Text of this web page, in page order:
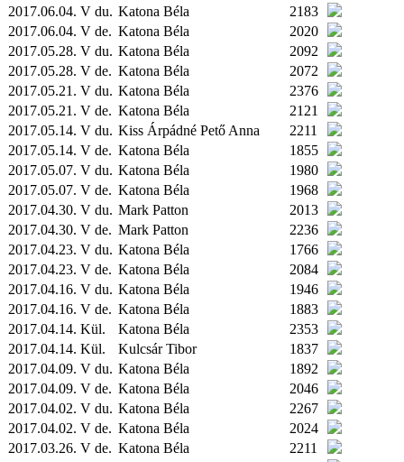
2017.06.04. V du. Katona Béla
2183
2017.06.04. V de. Katona Béla
2020
2017.05.28. V du. Katona Béla
2092
2017.05.28. V de. Katona Béla
2072
2017.05.21. V du. Katona Béla
2376
2017.05.21. V de. Katona Béla
2121
2017.05.14. V du. Kiss Árpádné Pető Anna
2211
2017.05.14. V de. Katona Béla
1855
2017.05.07. V du. Katona Béla
1980
2017.05.07. V de. Katona Béla
1968
2017.04.30. V du. Mark Patton
2013
2017.04.30. V de. Mark Patton
2236
2017.04.23. V du. Katona Béla
1766
2017.04.23. V de. Katona Béla
2084
2017.04.16. V du. Katona Béla
1946
2017.04.16. V de. Katona Béla
1883
2017.04.14. Kül. Katona Béla
2353
2017.04.14. Kül. Kulcsár Tibor
1837
2017.04.09. V du. Katona Béla
1892
2017.04.09. V de. Katona Béla
2046
2017.04.02. V du. Katona Béla
2267
2017.04.02. V de. Katona Béla
2024
2017.03.26. V de. Katona Béla
2211